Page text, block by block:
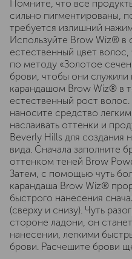
Помните, что все
сильно пигментированы,
требуется излишний
Используйте Brow Wiz® в
естественный цвет
по методу «Золотое
брови, чтобы они
карандашом Brow Wiz® в
естественный рост
наносите средство
наслаивать оттенки и
Beverly Hills для создания
вида. Сначала заполните
оттенком теней Brow
Затем, с помощью чуть
карандаша Brow Wiz®
быстрого нанесения
(сверху и снизу). Чуть
стороне ладони, он
нанесении, легкими
брови. Расчешите брови